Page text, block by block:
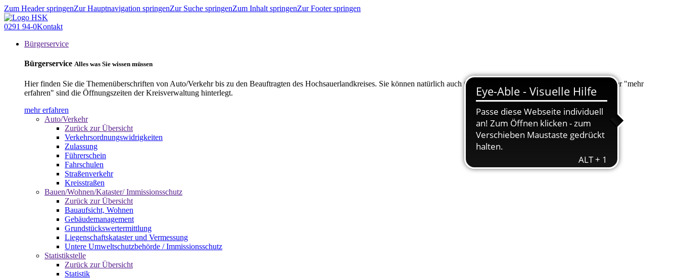
Zum Header springenZur Hauptnavigation springenZur Suche springenZum Inhalt springenZur Footer springen
0291 94-0Kontakt
Bürgerservice
Bürgerservice Alles was Sie wissen müssen
Hier finden Sie die Themenüberschriften von Auto/Verkehr bis zu den Beauftragten des Hochsauerlandkreises. Sie können natürlich auch über "Suche" nach Ihrem Anliegen suchen. Unter "mehr
erfahren" sind die Öffnungszeiten der Kreisverwaltung hinterlegt.
mehr erfahren
Auto/Verkehr
Zurück zur Übersicht
Verkehrsordnungswidrigkeiten
Zulassung
Führerschein
Fahrschulen
Straßenverkehr
Kreisstraßen
Bauen/Wohnen/Kataster/ Immissionsschutz
Zurück zur Übersicht
Bauaufsicht, Wohnen
Gebäudemanagement
Grundstückswertermittlung
Liegenschaftskataster und Vermessung
Untere Umweltschutzbehörde / Immissionsschutz
Statistikstelle
Zurück zur Übersicht
Statistik